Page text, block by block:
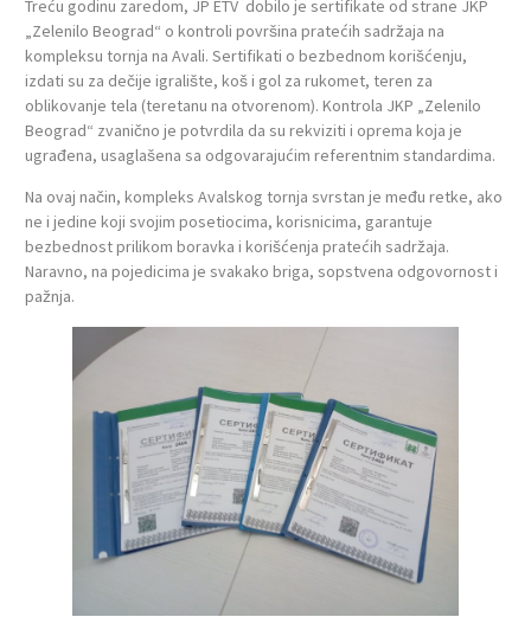
Treću godinu zaredom, JP ETV dobilo je sertifikate od strane JKP
„Zelenilo Beograd“ o kontroli površina pratećih sadržaja na
kompleksu tornja na Avali. Sertifikati o bezbednom korišćenju,
izdati su za dečije igralište, koš i gol za rukomet, teren za
oblikovanje tela (teretanu na otvorenom). Kontrola JKP „Zelenilo
Beograd“ zvanično je potvrdila da su rekviziti i oprema koja je
ugrađena, usaglašena sa odgovarajućim referentnim standardima.
Na ovaj način, kompleks Avalskog tornja svrstan je među retke, ako
ne i jedine koji svojim posetiocima, korisnicima, garantuje
bezbednost prilikom boravka i korišćenja pratećih sadržaja.
Naravno, na pojedicima je svakako briga, sopstvena odgovornost i
pažnja.